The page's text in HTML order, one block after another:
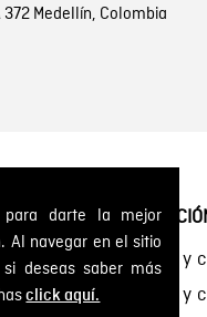
para darte la mejor
Al navegar en el sitio
deseas saber más
click aquí.
Medellín, Colombia
Términos y
Términos